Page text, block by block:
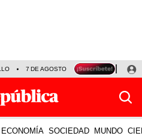
7 DE AGOSTO TINKA RESULTADOS
ECONOMÍA SOCIEDAD MUNDO